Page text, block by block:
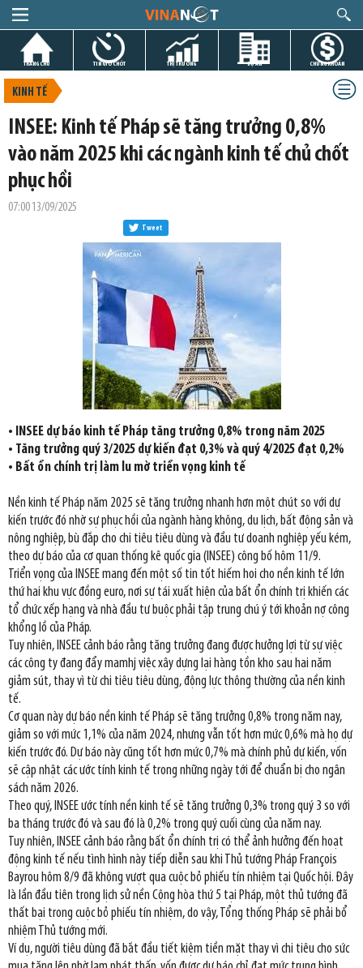
TRANG CHỦ TIN GIỜ CHÓT THỊ TRƯỜNG DỰ ÁN CHỨNG KHOÁN
KINH TẾ
INSEE: Kinh tế Pháp sẽ tăng trưởng 0,8%
vào năm 2025 khi các ngành kinh tế chủ chốt
phục hồi
07:00 13/09/2025
Tweet
• INSEE dự báo kinh tế Pháp tăng trưởng 0,8% trong năm 2025
• Tăng trưởng quý 3/2025 dự kiến đạt 0,3% và quý 4/2025 đạt 0,2%
• Bất ổn chính trị làm lu mờ triển vọng kinh tế
Nền kinh tế Pháp năm 2025 sẽ tăng trưởng nhanh hơn một chút so với dự
kiến trước đó nhờ sự phục hồi của ngành hàng không, du lịch, bất động sản và
nông nghiệp, bù đắp cho chi tiêu tiêu dùng và đầu tư doanh nghiệp yếu kém,
theo dự báo của cơ quan thống kê quốc gia (INSEE) công bố hôm 11/9.
Triển vọng của INSEE mang đến một số tin tốt hiếm hoi cho nền kinh tế lớn
thứ hai khu vực đồng euro, nơi sự tái xuất hiện của bất ổn chính trị khiến các
tổ chức xếp hạng và nhà đầu tư buộc phải tập trung chú ý tới khoản nợ công
khổng lồ của Pháp.
Tuy nhiên, INSEE cảnh báo rằng tăng trưởng đang được hưởng lợi từ sự việc
các công ty đang đẩy mamhj việc xây dựng lại hàng tồn kho sau hai năm
giảm sút, thay vì từ chi tiêu tiêu dùng, động lực thông thường của nền kinh
tế.
Cơ quan này dự báo nền kinh tế Pháp sẽ tăng trưởng 0,8% trong năm nay,
giảm so với mức 1,1% của năm 2024, nhưng vẫn tốt hơn mức 0,6% mà họ dự
kiến trước đó. Dự báo này cũng tốt hơn mức 0,7% mà chính phủ dự kiến, vốn
sẽ cập nhật các ước tính kinh tế trong những ngày tới để chuẩn bị cho ngân
sách năm 2026.
Theo quý, INSEE ước tính nền kinh tế sẽ tăng trưởng 0,3% trong quý 3 so với
ba tháng trước đó và sau đó là 0,2% trong quý cuối cùng của năm nay.
Tuy nhiên, INSEE cảnh báo rằng bất ổn chính trị có thể ảnh hưởng đến hoạt
động kinh tế nếu tình hình này tiếp diễn sau khi Thủ tướng Pháp François
Bayrou hôm 8/9 đã không vượt qua cuộc bỏ phiếu tín nhiệm tại Quốc hội. Đây
là lần đầu tiên trong lịch sử nền Cộng hòa thứ 5 tại Pháp, một thủ tướng đã
thất bại trong cuộc bỏ phiếu tín nhiệm, do vậy, Tổng thống Pháp sẽ phải bổ
nhiệm Thủ tướng mới.
Ví dụ, người tiêu dùng đã bắt đầu tiết kiệm tiền mặt thay vì chi tiêu cho sức